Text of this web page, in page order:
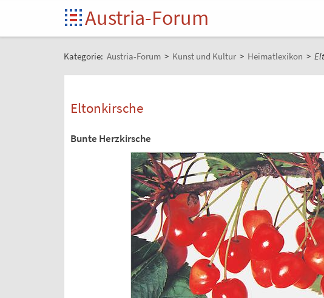
Austria-Forum
Kategorie: Austria-Forum > Kunst und Kultur > Heimatlexikon >
Eltonkirsche
Bunte Herzkirsche